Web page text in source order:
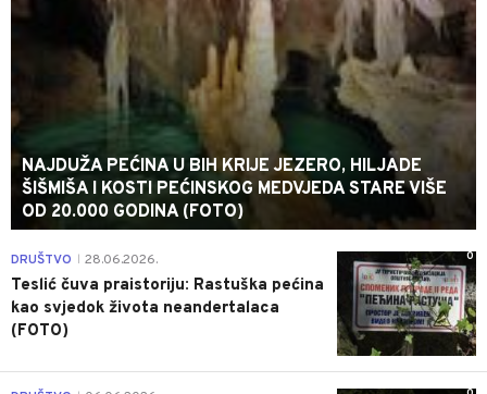
NAJDUŽA PEĆINA U BIH KRIJE JEZERO, HILJADE
ŠIŠMIŠA I KOSTI PEĆINSKOG MEDVJEDA STARE VIŠE
OD 20.000 GODINA (FOTO)
0
DRUŠTVO 28.06.2026.
Teslić čuva praistoriju: Rastuška pećina
kao svjedok života neandertalaca
(FOTO)